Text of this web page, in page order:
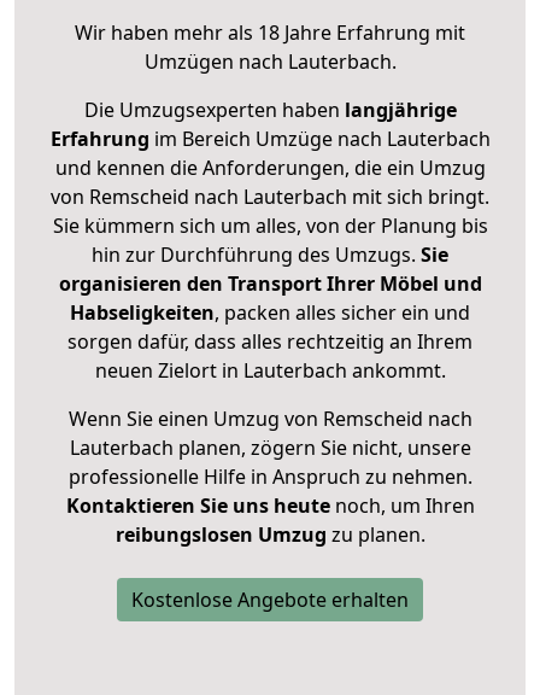
Wir haben mehr als 18 Jahre Erfahrung mit
Umzügen nach Lauterbach.
Die Umzugsexperten haben langjährige
Erfahrung im Bereich Umzüge nach Lauterbach
und kennen die Anforderungen, die ein Umzug
von Remscheid nach Lauterbach mit sich bringt.
Sie kümmern sich um alles, von der Planung bis
hin zur Durchführung des Umzugs. Sie
organisieren den Transport Ihrer Möbel und
Habseligkeiten, packen alles sicher ein und
sorgen dafür, dass alles rechtzeitig an Ihrem
neuen Zielort in Lauterbach ankommt.
Wenn Sie einen Umzug von Remscheid nach
Lauterbach planen, zögern Sie nicht, unsere
professionelle Hilfe in Anspruch zu nehmen.
Kontaktieren Sie uns heutenoch, um Ihren
reibungslosen Umzug zu planen.
Kostenlose Angebote erhalten